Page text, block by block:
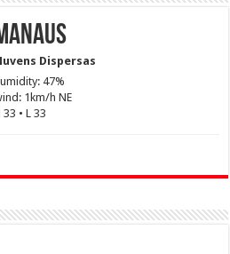
Dispersas
47%
1km/h NE
33 • L 33